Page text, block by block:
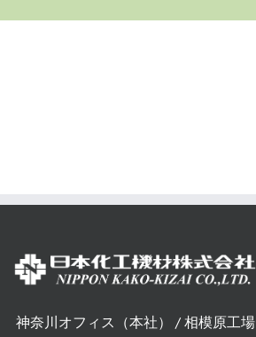
神奈川オフィス（本社） / 相模原工場